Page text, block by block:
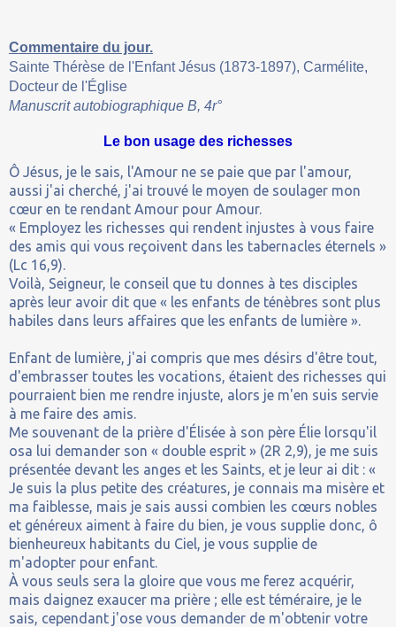
Commentaire du jour.
Sainte Thérèse de l'Enfant Jésus (1873-1897), Carmélite,
Docteur de l'Église
Manuscrit autobiographique B, 4r°
Le bon usage des richesses
Ô Jésus, je le sais, l'Amour ne se paie que par l'amour,
aussi j'ai cherché, j'ai trouvé le moyen de soulager mon
cœur en te rendant Amour pour Amour.
« Employez les richesses qui rendent injustes à vous faire
des amis qui vous reçoivent dans les tabernacles éternels »
(Lc 16,9).
Voilà, Seigneur, le conseil que tu donnes à tes disciples
après leur avoir dit que « les enfants de ténèbres sont plus
habiles dans leurs affaires que les enfants de lumière ».
Enfant de lumière, j'ai compris que mes désirs d'être tout,
d'embrasser toutes les vocations, étaient des richesses qui
pourraient bien me rendre injuste, alors je m'en suis servie
à me faire des amis.
Me souvenant de la prière d'Élisée à son père Élie lorsqu'il
osa lui demander son « double esprit » (2R 2,9), je me suis
présentée devant les anges et les Saints, et je leur ai dit : «
Je suis la plus petite des créatures, je connais ma misère et
ma faiblesse, mais je sais aussi combien les cœurs nobles
et généreux aiment à faire du bien, je vous supplie donc, ô
bienheureux habitants du Ciel, je vous supplie de
m'adopter pour enfant.
À vous seuls sera la gloire que vous me ferez acquérir,
mais daignez exaucer ma prière ; elle est téméraire, je le
sais, cependant j'ose vous demander de m'obtenir votre